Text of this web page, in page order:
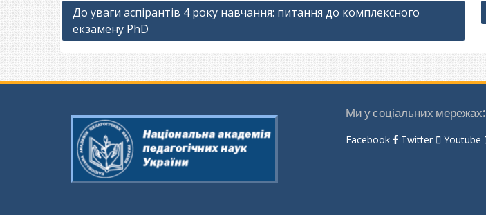
Навігація
записів
До уваги аспірантів 4 року навчання: питання до комплексного
екзамену PhD
Ми у соціальних мережах:
Facebook Twitter Youtube